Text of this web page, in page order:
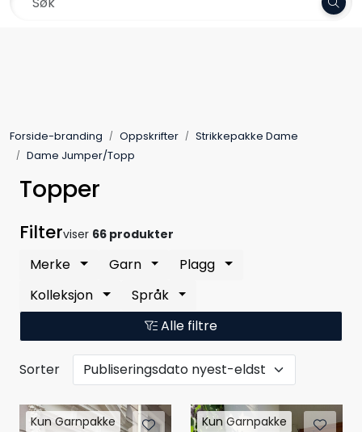
Skip to main content
Forside-branding Oppskrifter
Strikkepakke Dame
Dame Jumper/Topp
Topper
Filterviser 66 produkter
Merke Garn
Plagg
Kolleksjon
Språk
Alle filtre
Sorter
Kun Garnpakke Kun Garnpakke
Kolleksjoner
Pinner og tilbehør
Gavekort
Outlet